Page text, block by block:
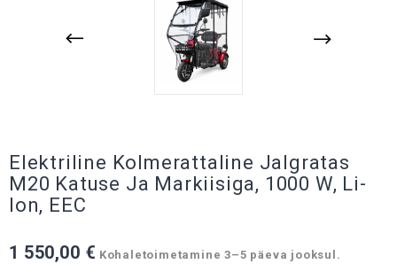
Elektriline Kolmerattaline Jalgratas
M20 Katuse Ja Markiisiga, 1000 W, Li-
Ion, EEC
1 550,00 € Kohaletoimetamine 3–5 päeva jooksul.